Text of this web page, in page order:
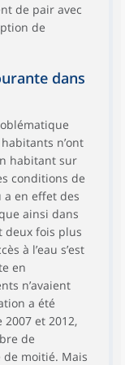
de pair avec
de
dans
n’ont
habitant sur
conditions de
a en effet des
ainsi dans
deux fois plus
à l’eau s’est
en
n’avaient
a été
et 2012,
de
de moitié. Mais